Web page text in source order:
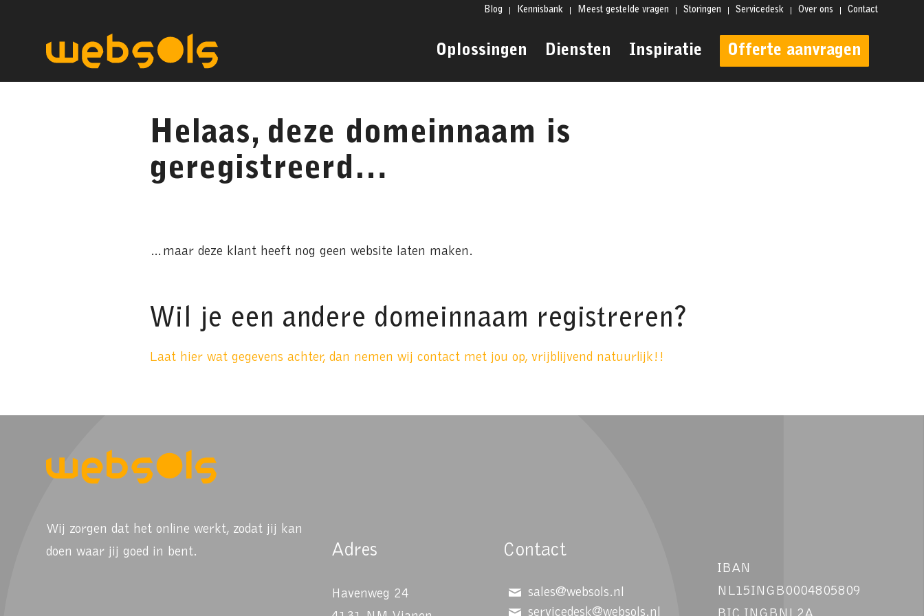
Blog Kennisbank Meest gestelde vragen Storingen Servicedesk Over ons Contact
Oplossingen Diensten Inspiratie Offerte aanvragen
Helaas, deze domeinnaam is
geregistreerd…
…maar deze klant heeft nog geen website laten maken.
Wil je een andere domeinnaam registreren?
Laat hier wat gegevens achter, dan nemen wij contact met jou op, vrijblijvend natuurlijk!!
Wij zorgen dat het online werkt, zodat jij kan
doen waar jij goed in bent.
Adres
Havenweg 24
Contact
sales@websols.nl
servicedesk@websols.nl
IBAN
NL15INGB0004805809